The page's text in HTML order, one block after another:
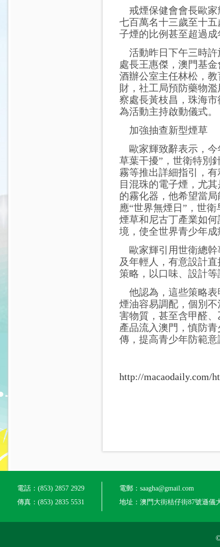
戒煙保健會會長歐家
七百萬名十三歲至十
子煙的比例甚至超過
活動昨日下午三時許
處長王惠傑，澳門基
酒辦公室主任林松，
財，社工局預防藥物
察處長黃枝昌，珠海
為活動主持啟動儀式。
加強抽查新型煙草
歐家輝致辭表示，今
草葉干擾”，世衛特別
霧等推出詳細指引，
目混珠的電子煙，尤
的霧化器，他希望當
應“世界無煙日”，世
煙草和尼古丁產業如
境，使全世界青少年成
歐家輝引用世衛總幹
及年輕人，有意設計
策略，以口味、設計
他認為，這些策略表
煙油容易調配，個別
害物質，甚至含甲醛
產品流入澳門，慎防
傳，提高青少年防範意
http://macaodaily.com/
電話：(853) 2857 2929
傳真：(853) 2835 5531
電郵：saagha@gmail.com
地址：澳門大街桔仔街87號遜儀